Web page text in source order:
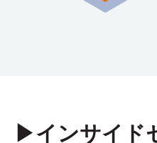
▶︎インサイド